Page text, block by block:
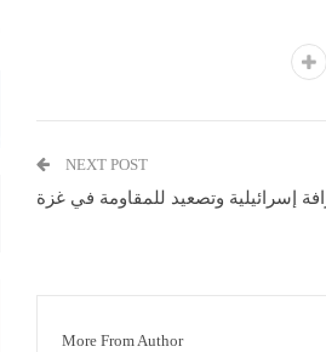
NEXT POST
More From Author